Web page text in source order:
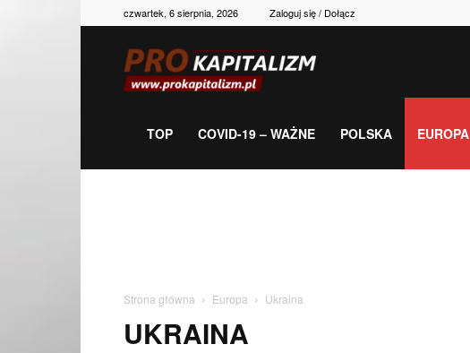
czwartek, 6 sierpnia, 2026 Zaloguj się / Dołącz
gospodarka,
TOP COVID-19 – WAŻNE POLSKA EUROPA
Strona główna Europa Ukraina
UKRAINA